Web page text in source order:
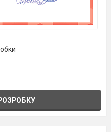
в нас журі
вам наше